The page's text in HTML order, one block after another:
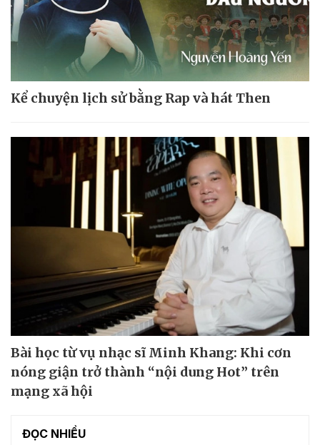
Kể chuyện lịch sử bằng Rap và hát Then
Bài học từ vụ nhạc sĩ Minh Khang: Khi cơn
nóng giận trở thành “nội dung Hot” trên
mạng xã hội
ĐỌC NHIỀU